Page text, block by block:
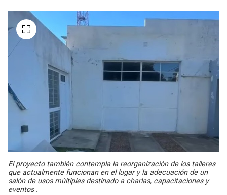
El proyecto también contempla la reorganización de los talleres
que actualmente funcionan en el lugar y la adecuación de un
salón de usos múltiples destinado a charlas, capacitaciones y
eventos .